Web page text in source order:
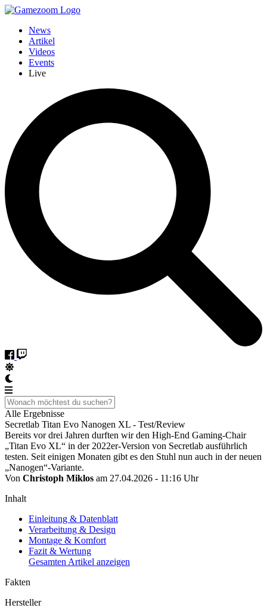
News
Artikel
Videos
Events
Live
Alle Ergebnisse
Secretlab Titan Evo Nanogen XL - Test/Review
Bereits vor drei Jahren durften wir den High-End Gaming-Chair
„Titan Evo XL“ in der 2022er-Version von Secretlab ausführlich
testen. Seit einigen Monaten gibt es den Stuhl nun auch in der neuen
„Nanogen“-Variante.
Von Christoph Miklos am 27.04.2026 - 11:16 Uhr
Inhalt
Einleitung & Datenblatt
Verarbeitung & Design
Montage & Komfort
Fazit & Wertung
Gesamten Artikel anzeigen
Fakten
Hersteller